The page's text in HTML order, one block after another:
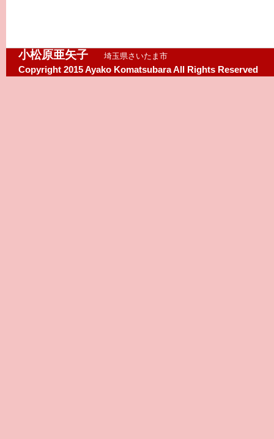
小松原亜矢子 埼玉県さいたま市
Copyright 2015 Ayako Komatsubara All Rights Reserved